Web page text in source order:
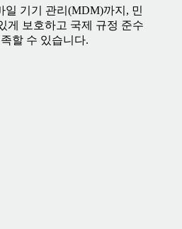
일 기기 관리(MDM)까지, 민
게 보호하고 국제 규정 준수
할 수 있습니다.